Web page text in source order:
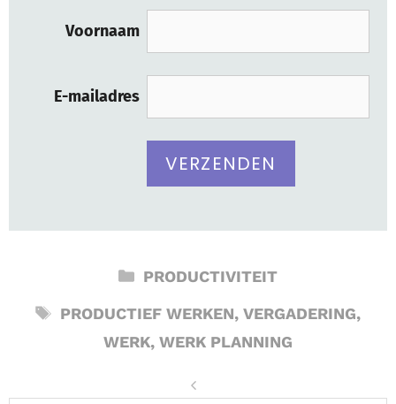
Voornaam
E-mailadres
CATEGORIEËN
PRODUCTIVITEIT
TAGS
PRODUCTIEF WERKEN,VERGADERING,
WERK, WERK PLANNING